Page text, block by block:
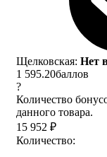
Щелковская: Нет
1 595.20баллов
?
Количество
данного товара.
15 952 ₽
Количество: